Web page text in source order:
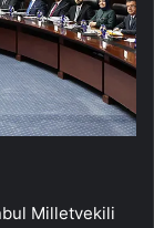
Milletvekili